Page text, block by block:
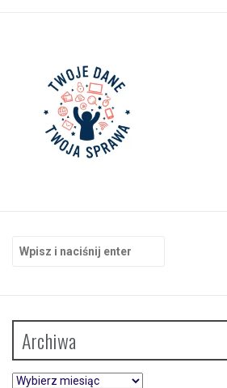
Archiwa
Archiwa